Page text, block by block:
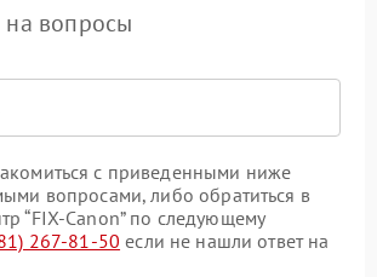
на вопросы
с приведенными ниже
вопросами, либо обратиться в
“FIX-Canon” по следующему
267-81-50 если не нашли ответ на